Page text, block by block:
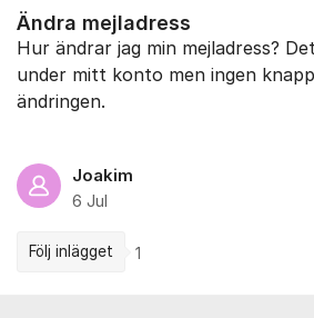
Ändra mejladress
Hur ändrar jag min mejladress?
under mitt konto men ingen
ändringen.
Joakim
6 Jul
Följ inlägget 1